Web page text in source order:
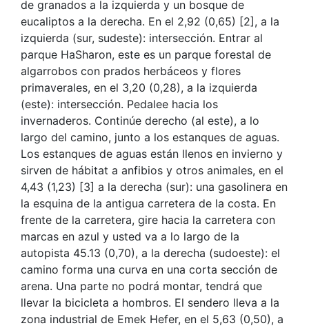
de granados a la izquierda y un bosque de
eucaliptos a la derecha. En el 2,92 (0,65) [2], a la
izquierda (sur, sudeste): intersección. Entrar al
parque HaSharon, este es un parque forestal de
algarrobos con prados herbáceos y flores
primaverales, en el 3,20 (0,28), a la izquierda
(este): intersección. Pedalee hacia los
invernaderos. Continúe derecho (al este), a lo
largo del camino, junto a los estanques de aguas.
Los estanques de aguas están llenos en invierno y
sirven de hábitat a anfibios y otros animales, en el
4,43 (1,23) [3] a la derecha (sur): una gasolinera en
la esquina de la antigua carretera de la costa. En
frente de la carretera, gire hacia la carretera con
marcas en azul y usted va a lo largo de la
autopista 45.13 (0,70), a la derecha (sudoeste): el
camino forma una curva en una corta sección de
arena. Una parte no podrá montar, tendrá que
llevar la bicicleta a hombros. El sendero lleva a la
zona industrial de Emek Hefer, en el 5,63 (0,50), a